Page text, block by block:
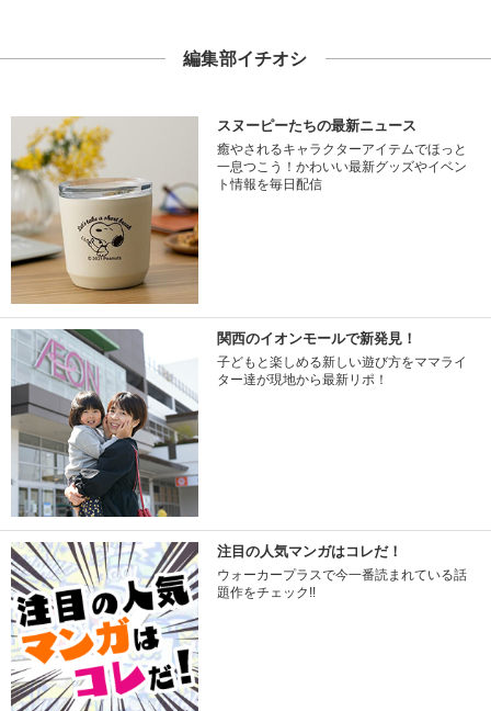
編集部イチオシ
スヌーピーたちの最新ニュース
癒やされるキャラクターアイテムでほっと
一息つこう！かわいい最新グッズやイベン
ト情報を毎日配信
関西のイオンモールで新発見！
子どもと楽しめる新しい遊び方をママライ
ター達が現地から最新リポ！
注目の人気マンガはコレだ！
ウォーカープラスで今一番読まれている話
題作をチェック!!